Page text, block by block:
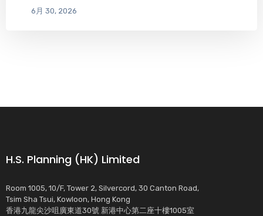
6月 30, 2026
H.S. Planning (HK) Limited
Room 1005, 10/F, Tower 2, Silvercord, 30 Canton Road,
Tsim Sha Tsui, Kowloon, Hong Kong
香港九龍尖沙咀廣東道30號 新港中心第二座十樓1005室